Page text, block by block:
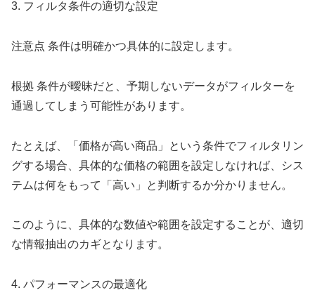
3. フィルタ条件の適切な設定
注意点 条件は明確かつ具体的に設定します。
根拠 条件が曖昧だと、予期しないデータがフィルターを
通過してしまう可能性があります。
たとえば、「価格が高い商品」という条件でフィルタリン
グする場合、具体的な価格の範囲を設定しなければ、シス
テムは何をもって「高い」と判断するか分かりません。
このように、具体的な数値や範囲を設定することが、適切
な情報抽出のカギとなります。
4. パフォーマンスの最適化